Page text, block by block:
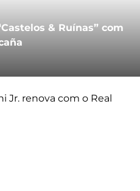
& Ruínas” com